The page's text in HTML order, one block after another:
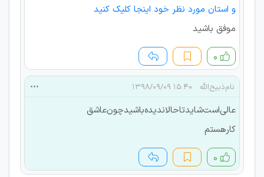
و استان مورد نظر خود اینجا کلیک کنید
موفق باشید
۰
نام‌ذبیح‌الله‌ ۱۵:۴۰ ۱۳۹۸/۰۹/۰۹
عالی‌است‌شاید‌تا‌حالا‌ندیده‌باشیدچون‌عاشق
کار‌هستم‌‌
۰